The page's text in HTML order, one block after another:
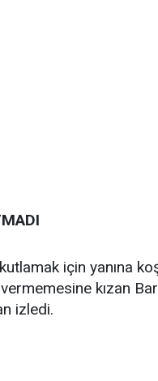
için yanına
kızan
izledi.